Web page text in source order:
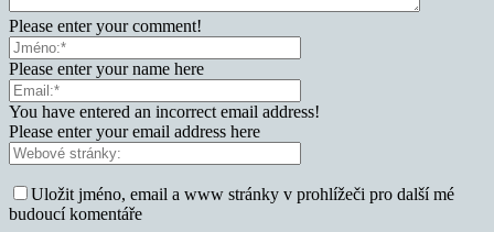
Please enter your comment!
Please enter your name here
You have entered an incorrect email address!
Please enter your email address here
Uložit jméno, email a www stránky v prohlížeči pro další mé
budoucí komentáře